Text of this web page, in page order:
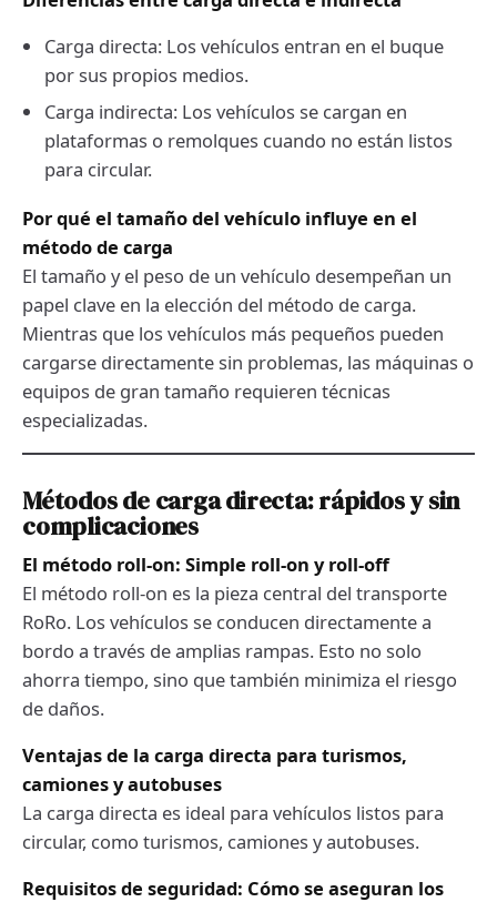
Carga directa: Los vehículos entran en el buque
por sus propios medios.
Carga indirecta: Los vehículos se cargan en
plataformas o remolques cuando no están listos
para circular.
Por qué el tamaño del vehículo influye en el
método de carga
El tamaño y el peso de un vehículo desempeñan un
papel clave en la elección del método de carga.
Mientras que los vehículos más pequeños pueden
cargarse directamente sin problemas, las máquinas o
equipos de gran tamaño requieren técnicas
especializadas.
Métodos de carga directa: rápidos y sin
complicaciones
El método roll-on: Simple roll-on y roll-off
El método roll-on es la pieza central del transporte
RoRo. Los vehículos se conducen directamente a
bordo a través de amplias rampas. Esto no solo
ahorra tiempo, sino que también minimiza el riesgo
de daños.
Ventajas de la carga directa para turismos,
camiones y autobuses
La carga directa es ideal para vehículos listos para
circular, como turismos, camiones y autobuses.
Requisitos de seguridad: Cómo se aseguran los